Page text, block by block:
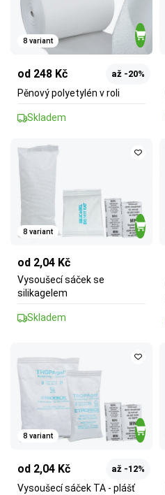
8 variant
od 248 Kč až -20%
Pěnový polyetylén v roli
Skladem
8 variant
od 2,04 Kč
Vysoušecí sáček se
silikagelem
Skladem
8 variant
od 2,04 Kč až -12%
Vysoušecí sáček TA - plášť